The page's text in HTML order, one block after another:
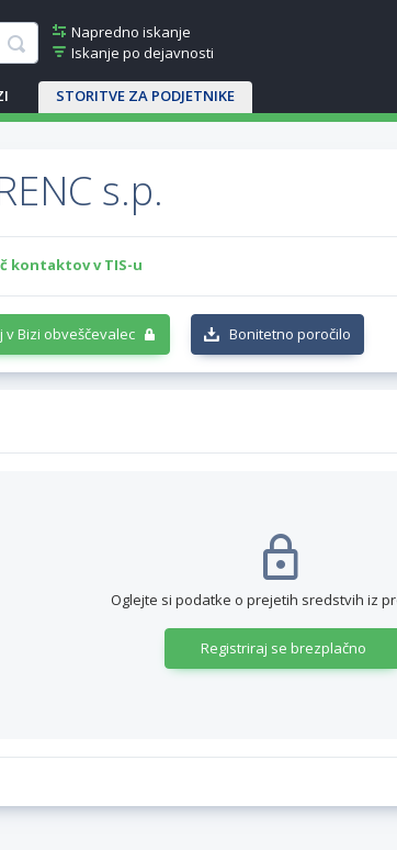
Napredno iskanje
Iskanje po dejavnosti
STORITVE ZA PODJETNIKE
s.p.
kontaktov v TIS-u
v Bizi obveščevalec Bonitetno poročilo
Oglejte si podatke o prejetih sredstvih iz
Registriraj se brezplačno